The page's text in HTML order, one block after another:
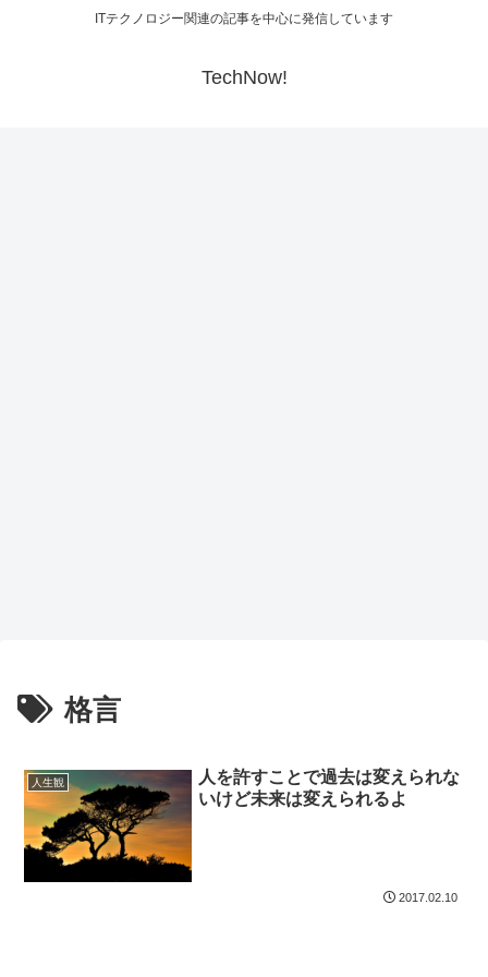
ITテクノロジー関連の記事を中心に発信しています
TechNow!
格言
人生観
人を許すことで過去は変えられな
いけど未来は変えられるよ
2017.02.10